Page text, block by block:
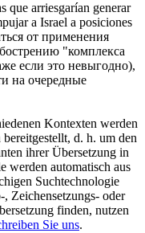
que arriesgarían generar
a Israel a posiciones
от применения
"комплекса
если это невыгодно),
на очередные
Kontexten werden
d. h. um den
ihrer Übersetzung in
werden automatisch aus
Suchtechnologie
, Zeichensetzungs- oder
finden, nutzen
Sie uns.